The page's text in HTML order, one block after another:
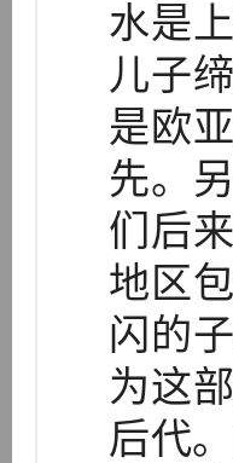
水是
儿子
是欧
先。
们后
地区
闪的
为这
后代